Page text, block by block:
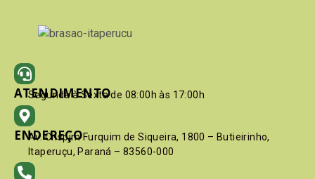
ATENDIMENTO
Segunda à Sexta de 08:00h às 17:00h
ENDEREÇO
Av. Crispim Furquim de Siqueira, 1800 – Butieirinho,
Itaperuçu, Paraná – 83560-000